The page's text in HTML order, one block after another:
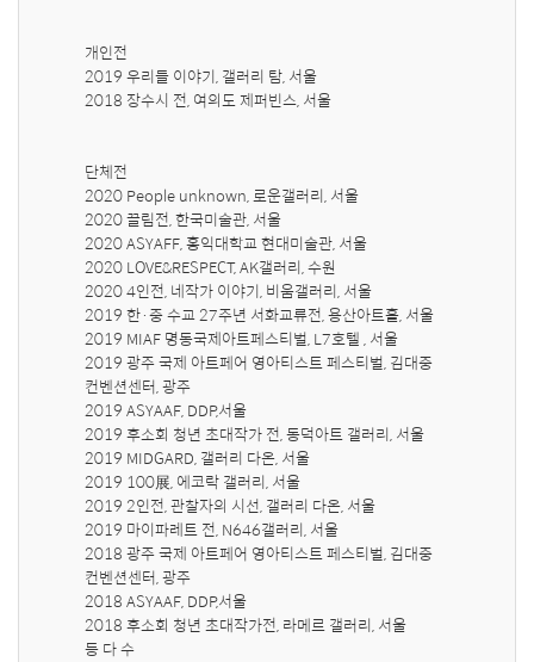
개인전
2019 우리들 이야기, 갤러리 탐, 서울
2018 장수시 전, 여의도 제퍼빈스, 서울
단체전
2020 People unknown, 로운갤러리, 서울
2020 끌림전, 한국미술관, 서울
2020 ASYAFF, 홍익대학교 현대미술관, 서울
2020 LOVE&RESPECT, AK갤러리, 수원
2020 4인전, 네작가 이야기, 비움갤러리, 서울
2019 한·중 수교 27주년 서화교류전, 용산아트홀, 서울
2019 MIAF 명동국제아트페스티벌, L7호텔 , 서울
2019 광주 국제 아트페어 영아티스트 페스티벌, 김대중
컨벤션센터, 광주
2019 ASYAAF, DDP,서울
2019 후소회 청년 초대작가 전, 동덕아트 갤러리, 서울
2019 MIDGARD, 갤러리 다온, 서울
2019 100展, 에코락 갤러리, 서울
2019 2인전, 관찰자의 시선, 갤러리 다온, 서울
2019 마이파레트 전, N646갤러리, 서울
2018 광주 국제 아트페어 영아티스트 페스티벌, 김대중
컨벤션센터, 광주
2018 ASYAAF, DDP,서울
2018 후소회 청년 초대작가전, 라메르 갤러리, 서울
등 다 수